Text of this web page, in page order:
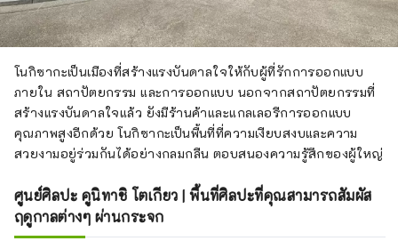
โนกิซากะเป็นเมืองที่สร้างแรงบันดาลใจให้กับผู้ที่รักการออกแบบ
ภายใน สถาปัตยกรรม และการออกแบบ นอกจากสถาปัตยกรรมที่
สร้างแรงบันดาลใจแล้ว ยังมีร้านค้าและแกลเลอรีการออกแบบ
คุณภาพสูงอีกด้วย โนกิซากะเป็นพื้นที่ที่ความเงียบสงบและความ
สวยงามอยู่ร่วมกันได้อย่างกลมกลืน ตอบสนองความรู้สึกของผู้ใหญ่
ศูนย์ศิลปะ คูนิทาชิ โตเกียว | พื้นที่ศิลปะที่คุณสามารถสัมผัส
ฤดูกาลต่างๆ ผ่านกระจก